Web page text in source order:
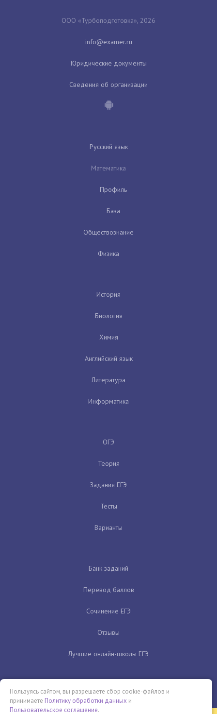
ООО «Турбоподготовка», 2026
Юридические документы
Сведения об организации
Русский язык
Математика
Профиль
База
Обществознание
Физика
История
Биология
Химия
Английский язык
Литература
Информатика
ОГЭ
Теория
Задания ЕГЭ
Тесты
Варианты
Банк заданий
Перевод баллов
Сочинение ЕГЭ
Отзывы
Лучшие онлайн-школы ЕГЭ
Пользуясь сайтом, вы разрешаете сбор cookie-файлов и
принимаете Политику обработки данных и
Пользовательское соглашение.